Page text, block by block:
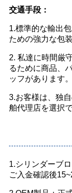
交通手段：
1.標準的な輸出
ための強力な包装
2. 私達に時間厳
るために商品、
ッフがあります。
3.お客様は、独
舶代理店を選択
1.シリンダーブ
ご入金確認後